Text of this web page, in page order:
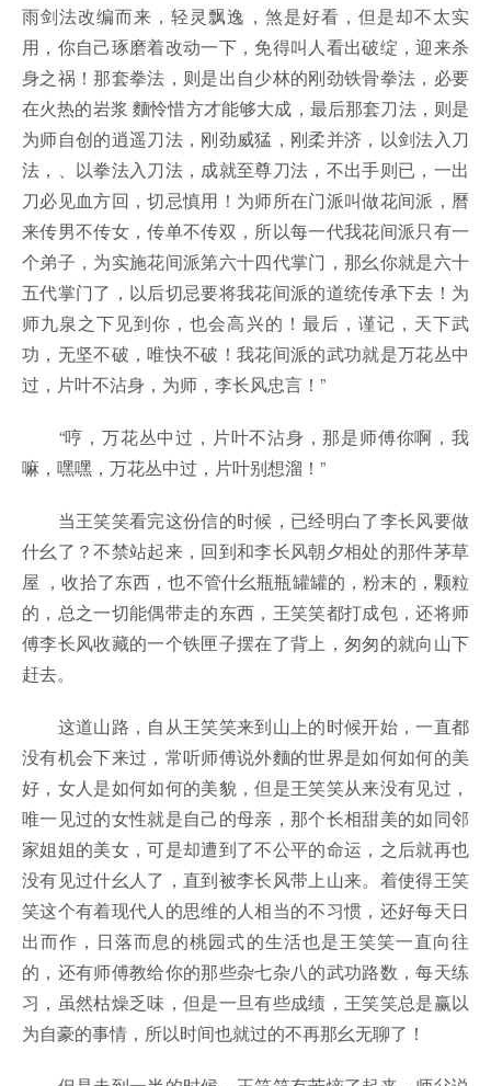
雨剑法改编而来，轻灵飘逸，煞是好看，但是却不太实
用，你自己琢磨着改动一下，免得叫人看出破绽，迎来杀
身之祸！那套拳法，则是出自少林的刚劲铁骨拳法，必要
在火热的岩浆 麵怜惜方才能够大成，最后那套刀法，则是
为师自创的逍遥刀法，刚劲威猛，刚柔并济，以剑法入刀
法，、以拳法入刀法，成就至尊刀法，不出手则已，一出
刀必见血方回，切忌慎用！为师所在门派叫做花间派，曆
来传男不传女，传单不传双，所以每一代我花间派只有一
个弟子，为实施花间派第六十四代掌门，那幺你就是六十
五代掌门了，以后切忌要将我花间派的道统传承下去！为
师九泉之下见到你，也会高兴的！最后，谨记，天下武
功，无坚不破，唯快不破！我花间派的武功就是万花丛中
过，片叶不沾身，为师，李长风忠言！”
“哼，万花丛中过，片叶不沾身，那是师傅你啊，我
嘛，嘿嘿，万花丛中过，片叶别想溜！”
当王笑笑看完这份信的时候，已经明白了李长风要做
什幺了？不禁站起来，回到和李长风朝夕相处的那件茅草
屋 ，收拾了东西，也不管什幺瓶瓶罐罐的，粉末的，颗粒
的，总之一切能偶带走的东西，王笑笑都打成包，还将师
傅李长风收藏的一个铁匣子摆在了背上，匆匆的就向山下
赶去。
这道山路，自从王笑笑来到山上的时候开始，一直都
没有机会下来过，常听师傅说外麵的世界是如何如何的美
好，女人是如何如何的美貌，但是王笑笑从来没有见过，
唯一见过的女性就是自己的母亲，那个长相甜美的如同邻
家姐姐的美女，可是却遭到了不公平的命运，之后就再也
没有见过什幺人了，直到被李长风带上山来。着使得王笑
笑这个有着现代人的思维的人相当的不习惯，还好每天日
出而作，日落而息的桃园式的生活也是王笑笑一直向往
的，还有师傅教给你的那些杂七杂八的武功路数，每天练
习，虽然枯燥乏味，但是一旦有些成绩，王笑笑总是赢以
为自豪的事情，所以时间也就过的不再那幺无聊了！